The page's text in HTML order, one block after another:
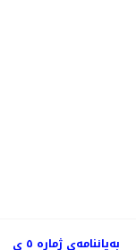
بەیاننامەی ژمارە ٥ ی